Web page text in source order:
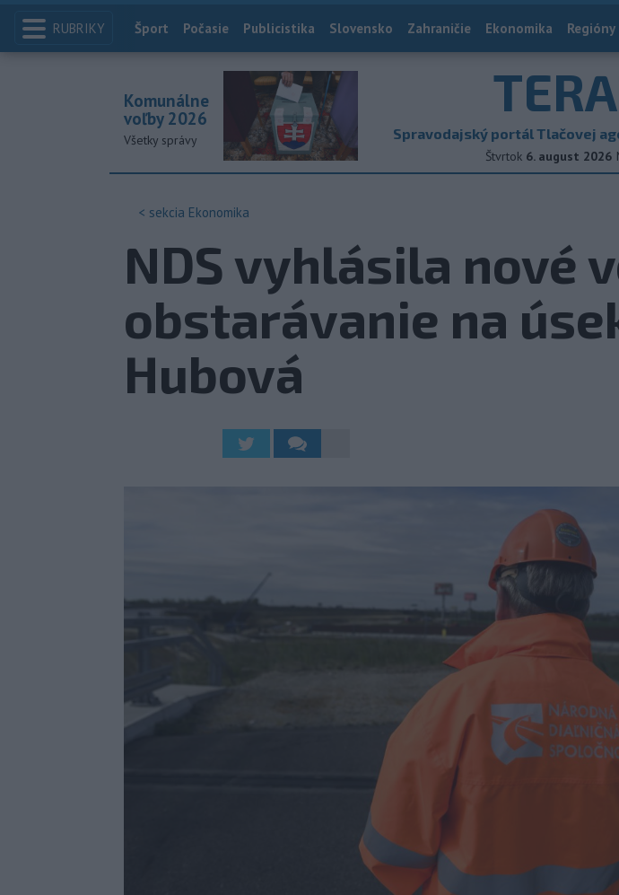
RUBRIKY Index
Šport Počasie Publicistika Slovensko Zahraničie Ekonomika Regióny
Spravodajský portál Tlačovej
Štvrtok 6. august 2026
Komunálne
voľby 2026
Všetky správy
< sekcia Ekonomika
NDS vyhlásila nové
obstarávanie na
Hubová